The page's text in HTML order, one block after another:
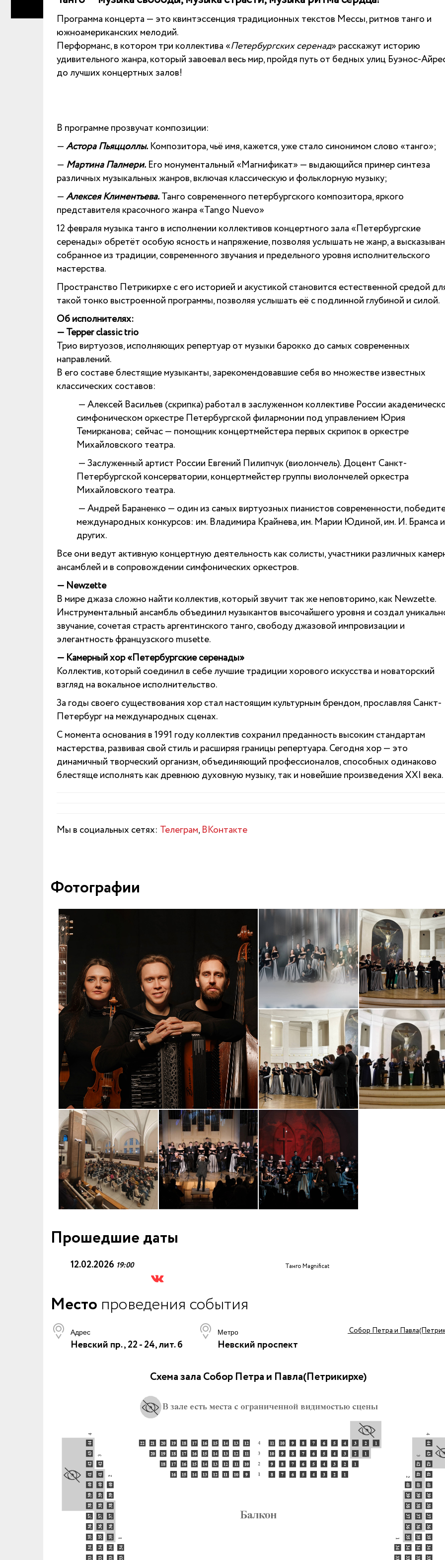
Программа концерта — это квинтэссенция традиционных текстов Мессы, ритмов танго и
южноамериканских мелодий.
Перформанс, в котором три коллектива «Петербургских серенад» расскажут историю
удивительного жанра, который завоевал весь мир, пройдя путь от бедных улиц Буэнос-
до лучших концертных залов!
В программе прозвучат композиции:
—Астора Пьяццоллы. Композитора, чьё имя, кажется, уже стало синонимом слово «танго»;
— Мартина Палмери. Его монументальный «Магнификат» — выдающийся пример синтеза
различных музыкальных жанров, включая классическую и фольклорную музыку;
—Алексея Климентьева.Танго современного петербургского композитора, яркого
представителя красочного жанра «Tango Nuevo»
12 февраля музыка танго в исполнении коллективов концертного зала «Петербургские
серенады» обретёт особую ясность и напряжение, позволяя услышать не жанр, а
собранное из традиции, современного звучания и предельного уровня исполнительского
мастерства.
Пространство Петрикирхе с его историей и акустикой становится естественной средой
такой тонко выстроенной программы, позволяя услышать её с подлинной глубиной и силой.
Об исполнителях:
— Tepper classic trio
Трио виртуозов, исполняющих репертуар от музыки барокко до самых современных
направлений.
В его составе блестящие музыканты, зарекомендовавшие себя во множестве известных
классических составов:
— Алексей Васильев (скрипка) работал в заслуженном коллективе России
симфоническом оркестре Петербургской филармонии под управлением Юрия
Темирканова; сейчас — помощник концертмейстера первых скрипок в оркестре
Михайловского театра.
— Заслуженный артист России Евгений Пилипчук (виолончель). Доцент Санкт-
Петербургской консерватории, концертмейстер группы виолончелей оркестра
Михайловского театра.
— Андрей Бараненко — один из самых виртуозных пианистов современности,
международных конкурсов: им. Владимира Крайнева, им. Марии Юдиной, им. И. Брамса и
других.
Все они ведут активную концертную деятельность как солисты, участники различных
ансамблей и в сопровождении симфонических оркестров.
— Newzette
В мире джаза сложно найти коллектив, который звучит так же неповторимо, как Newzette.
Инструментальный ансамбль объединил музыкантов высочайшего уровня и создал
звучание, сочетая страсть аргентинского танго, свободу джазовой импровизации и
элегантность французского musette.
— Камерный хор «Петербургские серенады»
Коллектив, который соединил в себе лучшие традиции хорового искусства и новаторский
взгляд на вокальное исполнительство.
За годы своего существования хор стал настоящим культурным брендом, прославляя Санкт-
Петербург на международных сценах.
С момента основания в 1991 году коллектив сохранил преданность высоким стандартам
мастерства, развивая свой стиль и расширяя границы репертуара. Сегодня хор — это
динамичный творческий организм, объединяющий профессионалов, способных одинаково
блестяще исполнять как древнюю духовную музыку, так и новейшие произведения XXI века.
Мы в социальных сетях: Телеграм,ВКонтакте
Фотографии
Прошедшие даты
12.02.2026 19:00 Танго Magnificat
Место проведения события
Адрес
Невский пр., 22 - 24, лит. б
Метро
Невский проспект
Собор Петра и
Схема зала Собор Петра и Павла(Петрикирхе)